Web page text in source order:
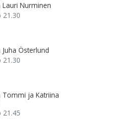
Lauri Nurminen
21.30
Juha Österlund
21.30
Tommi ja Katriina
21.45